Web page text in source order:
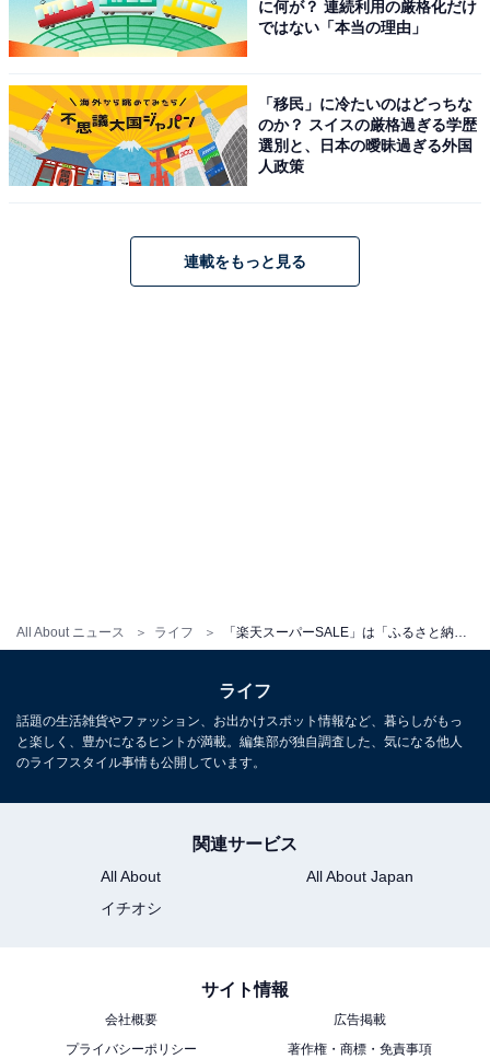
All About ニュース ライフ
4. 牛肉切り落とし【大阪府泉佐野市】1万2000円
に何が？ 連続利用の厳格化だけ
ではない「本当の理由」
「移民」に冷たいのはどっちな
のか？ スイスの厳格過ぎる学歴
選別と、日本の曖昧過ぎる外国
人政策
連載をもっと見る
ライフ
話題の生活雑貨やファッション、お出かけスポット情報など、暮らしがもっ
と楽しく、豊かになるヒントが満載。編集部が独自調査した、気になる他人
のライフスタイル事情も公開しています。
関連サービス
All About
All About Japan
イチオシ
サイト情報
会社概要
広告掲載
プライバシーポリシー
著作権・商標・免責事項